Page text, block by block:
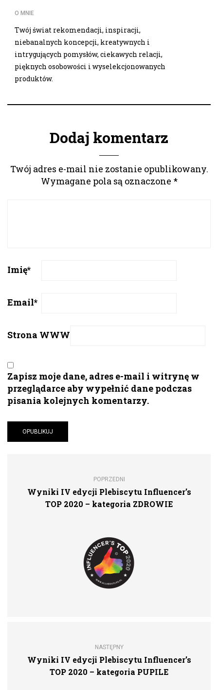
O MNIE
Twój świat rekomendacji, inspiracji,
niebanalnych koncepcji, kreatywnych i
intrygujących pomysłów, ciekawych relacji,
pięknych osobowości i wyselekcjonowanych
produktów.
Dodaj komentarz
Twój adres e-mail nie zostanie opublikowany.
Wymagane pola są oznaczone *
Imię*
Email*
Strona WWW
Zapisz moje dane, adres e-mail i witrynę w
przeglądarce aby wypełnić dane podczas
pisania kolejnych komentarzy.
POPRZEDNI
Wyniki IV edycji Plebiscytu Influencer’s
TOP 2020 – kategoria ZDROWIE
NASTĘPNY
Wyniki IV edycji Plebiscytu Influencer’s
TOP 2020 – kategoria PUPILE